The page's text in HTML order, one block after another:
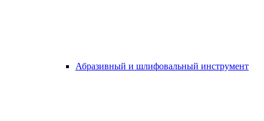
Абразивный и шлифовальный инструмент